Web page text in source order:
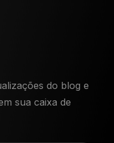
do blog e
sua caixa de